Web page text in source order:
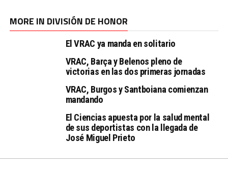
MORE IN DIVISIÓN DE HONOR
El VRAC ya manda en solitario
VRAC, Barça y Belenos pleno de
victorias en las dos primeras jornadas
VRAC, Burgos y Santboiana comienzan
mandando
El Ciencias apuesta por la salud mental
de sus deportistas con la llegada de
José Miguel Prieto